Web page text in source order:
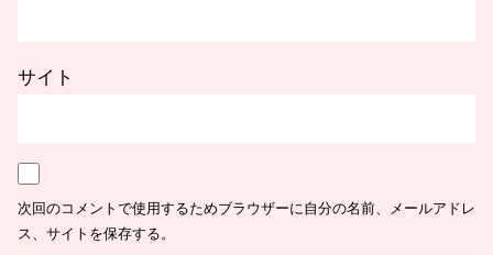
サイト
次回のコメントで使用するためブラウザーに自分の名前、メールアドレ
ス、サイトを保存する。